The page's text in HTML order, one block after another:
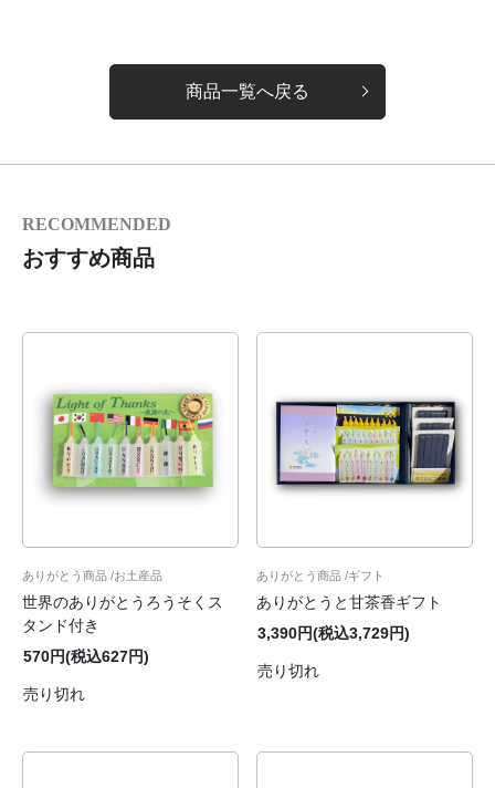
商品一覧へ戻る
RECOMMENDED
おすすめ商品
ありがとう商品 お土産品
世界のありがとうろうそくス
タンド付き
570円(税込627円)
売り切れ
ありがとう商品 ギフト
ありがとうと甘茶香ギフト
3,390円(税込3,729円)
売り切れ